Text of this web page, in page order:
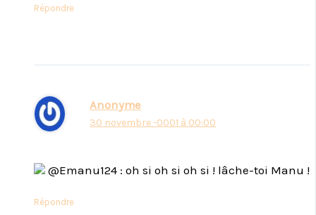
Répondre
Anonyme
30 novembre -0001 à 00:00
@Emanu124 : oh si oh si oh si ! lâche-toi Manu !
Répondre